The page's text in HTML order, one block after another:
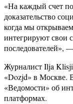
«На каждый счет
доказательство
когда мы
интегрируют свои
последователей»,
Журналист Ilja
«Dozjd» в Москве.
«Ведомости» об
платформах.